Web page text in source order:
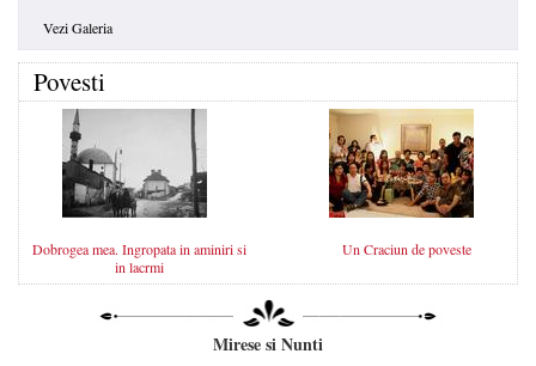
Vezi Galeria
Povesti
Dobrogea mea. Ingropata in aminiri si
in lacrmi
Un Craciun de poveste
Mirese si Nunti